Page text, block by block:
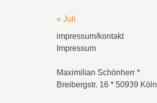
« Juli
impressum/kontakt
Impressum
Maximilian Schönherr *
Breibergstr. 16 * 50939 Köln